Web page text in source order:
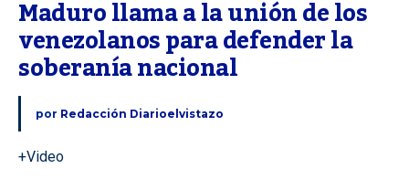
Maduro llama a la unión de los
venezolanos para defender la
soberanía nacional
por Redacción Diarioelvistazo
+Video